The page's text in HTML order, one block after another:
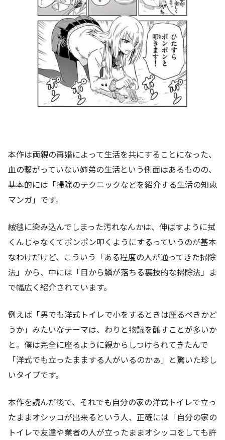
本作は両親の再婚によって生活を共にすることになった、
血の繋がっていない姉弟の生活という側面はあるものの、
基本的には「掃除のテクニックなどを紹介する生活の知恵
マンガ」です。
絨毯に染み込んでしまった汚れなんかは、伸ばすように拭
くんじゃなくてポンポン叩くようにするっていうのが基本
なわけだけど、こういう「ある程度の人が通ってきた掃除
法」から、中には「目から鱗が落ちる裏技的な掃除法」ま
で幅広く紹介されています。
例えば「男でも洋式トイレで小をするときは座るべきかど
うか」みたいなテーマは、わりと物議を醸すことが多いか
と。僕は完全に座るように親からしつけられてきたんで
「洋式でも立ったままする人がいるのかぁ」と驚いた珍し
いタイプです。
本作を読んだ後で、それでも自分の家の洋式トイレで立っ
たままオシッコが出来るという人、正確には「自分の家の
トイレで友達や業者の人が立ったままオシッコをしても許